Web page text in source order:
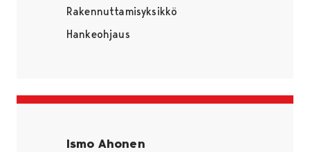
Rakennuttamisyksikkö
Hankeohjaus
Ismo Ahonen